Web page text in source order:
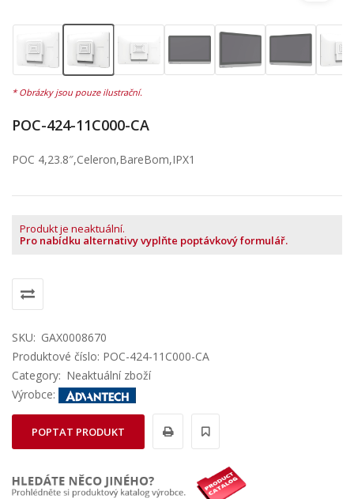
POC-424-11C000-CA
POC 4,23.8″,Celeron,BareBom,IPX1
Produkt je neaktuální.
Pro nabídku alternativy vyplňte poptávkový formulář.
SKU: GAX0008670
Produktové číslo: POC-424-11C000-CA
Category: Neaktuální zboží
Výrobce:
POPTAT PRODUKT